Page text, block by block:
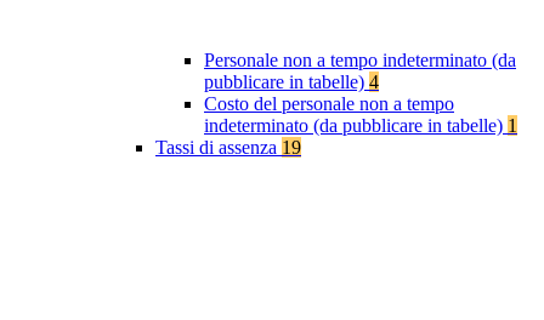
Personale non a tempo indeterminato (da
pubblicare in tabelle) 4
Costo del personale non a tempo
indeterminato (da pubblicare in tabelle) 1
Tassi di assenza 19